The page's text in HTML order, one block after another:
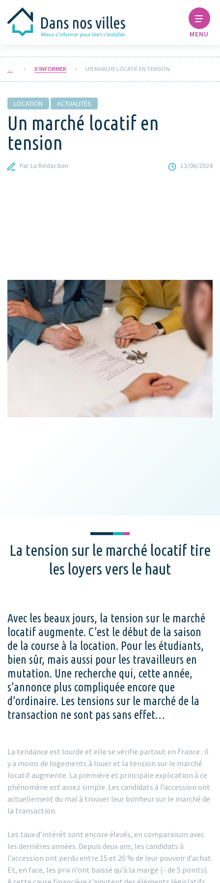
MENU
S'INFORMER UN MARCHÉ LOCATIF EN TENSION
LOCATION ACTUALITÉS
Un marché locatif en
tension
Par La Rédaction 13/06/2024
La tension sur le marché locatif tire
les loyers vers le haut
Avec les beaux jours, la tension sur le marché
locatif augmente. C’est le début de la saison
de la course à la location. Pour les étudiants,
bien sûr, mais aussi pour les travailleurs en
mutation. Une recherche qui, cette année,
s’annonce plus compliquée encore que
d’ordinaire. Les tensions sur le marché de la
transaction ne sont pas sans effet…
La tendance est lourde et elle se vérifie partout en France : il
y a moins de logements à louer et la tension sur le marché
locatif augmente. La première et principale explication à ce
phénomène est assez simple. Les candidats à l’accession ont
actuellement du mal à trouver leur bonheur sur le marché de
la transaction.
Les taux d’intérêt sont encore élevés, en comparaison avec
les dernières années. Depuis deux ans, les candidats à
l’accession ont perdu entre 15 et 20 % de leur pouvoir d’achat.
Et, en face, les prix n’ont baissé qu’à la marge (- de 5 points).